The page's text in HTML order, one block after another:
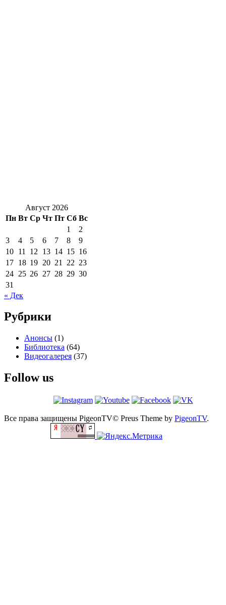
Август 2026
Пн Вт Ср Чт Пт Сб Вс
1
2
3
4 5 6 7 8
9
10 11 12 13 14 15 16
17 18 19 20 21 22 23
24 25 26 27 28 29 30
31
« Дек
Рубрики
Анонсы (1)
Библиотека (64)
Видеогалерея (37)
Follow us
Все права защищены PigeonTV© Preus Theme by PigeonTV.